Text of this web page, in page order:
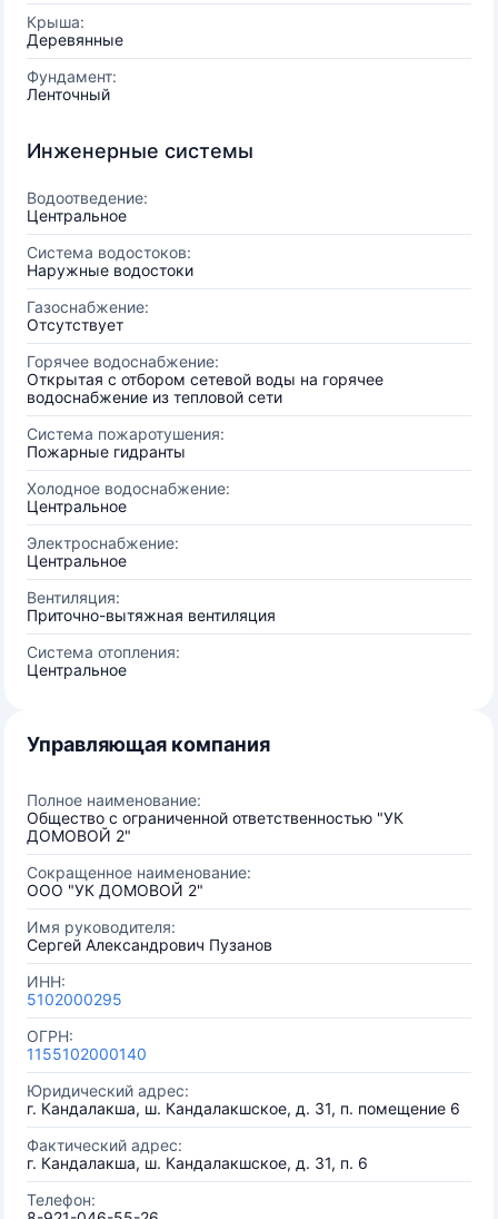
Крыша:
Деревянные
Фундамент:
Ленточный
Инженерные системы
Водоотведение:
Центральное
Система водостоков:
Наружные водостоки
Газоснабжение:
Отсутствует
Горячее водоснабжение:
Открытая с отбором сетевой воды на горячее
водоснабжение из тепловой сети
Система пожаротушения:
Пожарные гидранты
Холодное водоснабжение:
Центральное
Электроснабжение:
Центральное
Вентиляция:
Приточно-вытяжная вентиляция
Система отопления:
Центральное
Управляющая компания
Полное наименование:
Общество с ограниченной ответственностью "УК
ДОМОВОЙ 2"
Сокращенное наименование:
ООО "УК ДОМОВОЙ 2"
Имя руководителя:
Сергей Александрович Пузанов
ИНН:
5102000295
ОГРН:
1155102000140
Юридический адрес:
г. Кандалакша, ш. Кандалакшское, д. 31, п. помещение 6
Фактический адрес:
г. Кандалакша, ш. Кандалакшское, д. 31, п. 6
Телефон: